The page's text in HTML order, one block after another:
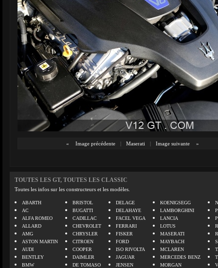
« Image précédente | Maserati | Image suivante »
TOUTES LES GT, TOUTES LES CLASSIC
Toutes les infos sur les constructeurs et les modèles.
ABARTH
AC
ALFA ROMEO
ALLARD
AMG
ASTON MARTIN
AUDI
BENTLEY
BMW
BRISTOL
BUGATTI
CADILLAC
CHEVROLET
CHRYSLER
CITROEN
COOPER
DAIMLER
DE TOMASO
DELAGE
DELAHAYE
FACEL VEGA
FERRARI
FISKER
FORD
ISO RIVOLTA
JAGUAR
JENSEN
KOENIGSEGG
LAMBORGHINI
LANCIA
LOTUS
MASERATI
MAYBACH
MCLAREN
MERCEDES BENZ
MORGAN